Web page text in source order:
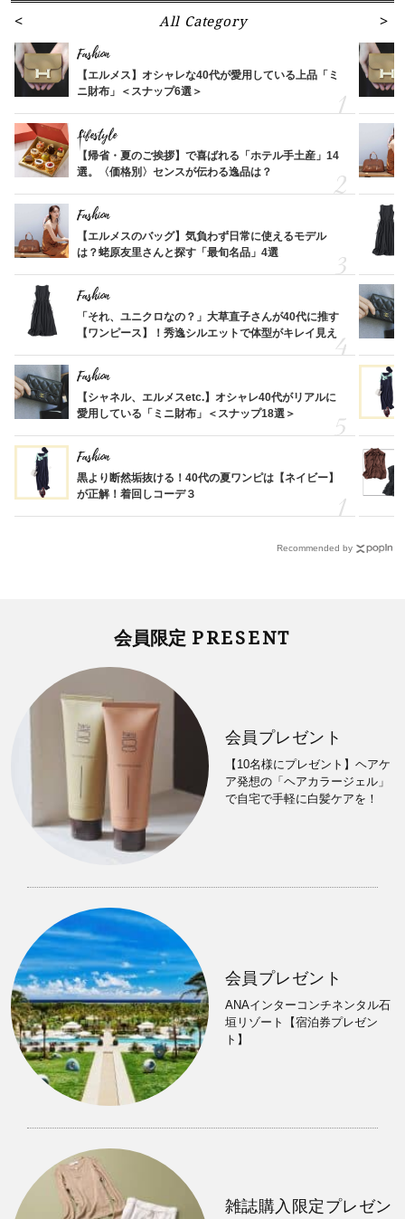
All Category
Fashion
【エルメス】オシャレな40代が愛用している上品「ミ
ニ財布」＜スナップ6選＞
Lifestyle
【帰省・夏のご挨拶】で喜ばれる「ホテル手土産」14
選。〈価格別〉センスが伝わる逸品は？
Fashion
【エルメスのバッグ】気負わず日常に使えるモデル
は？蛯原友里さんと探す「最旬名品」4選
Fashion
「それ、ユニクロなの？」大草直子さんが40代に推す
【ワンピース】！秀逸シルエットで体型がキレイ見え
Fashion
【シャネル、エルメスetc.】オシャレ40代がリアルに
愛用している「ミニ財布」＜スナップ18選＞
Fashion
黒より断然垢抜ける！40代の夏ワンピは【ネイビー】
が正解！着回しコーデ３
Recommended by
会員限定 PRESENT
会員プレゼント
【10名様にプレゼント】ヘアケ
ア発想の「ヘアカラージェル」
で自宅で手軽に白髪ケアを！
会員プレゼント
ANAインターコンチネンタル石
垣リゾート【宿泊券プレゼン
ト】
雑誌購入限定プレゼン